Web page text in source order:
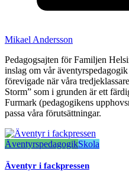
Mikael Andersson
Pedagogsajten för Familjen
inslag om vår
förevigade när våra
Storm” som i grunden är ett
Furmark (pedagogikens
passa våra förutsättningar.
ÄventyrspedagogikSkola
Äventyr i fackpressen